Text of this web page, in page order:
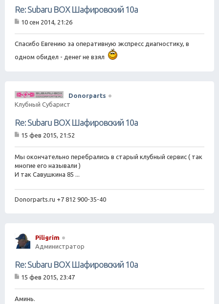
Re: Subaru BOX Шафировский 10а
о
щ
10 сен 2014, 21:26
Спасибо Евгению за оперативную экспресс диагностику, в
одном обидел - денег не взял
Donorparts
Клубный Субарист
Re: Subaru BOX Шафировский 10а
о
б
е
е
15 фев 2015, 21:52
Мы окончательно перебрались в старый клубный сервис ( так
многие его называли )
И так Савушкина 85 ...
Donorparts.ru +7 812 900-35-40
Piligrim
Администратор
Re: Subaru BOX Шафировский 10а
о
15 фев 2015, 23:47
Аминь.